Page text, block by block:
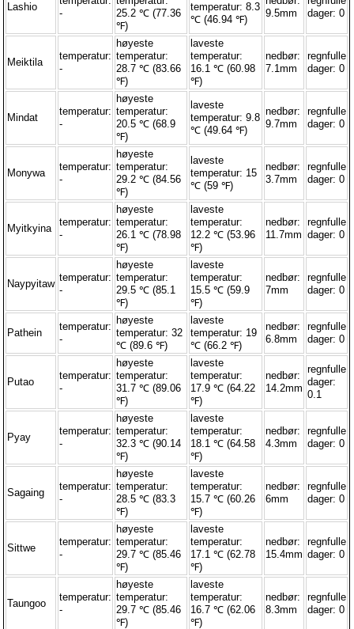
Lashio
-
25.2 ℃ (77.36
℉)
temperatur: 8.3
℃ (46.94 ℉)
9.5mm
dager: 0
Meiktila
temperatur:
-
høyeste
temperatur:
28.7 ℃ (83.66
℉)
laveste
temperatur:
16.1 ℃ (60.98
℉)
nedbør:
7.1mm
regnfulle
dager: 0
Mindat
temperatur:
-
høyeste
temperatur:
20.5 ℃ (68.9
℉)
laveste
temperatur: 9.8
℃ (49.64 ℉)
nedbør:
9.7mm
regnfulle
dager: 0
Monywa
temperatur:
-
høyeste
temperatur:
29.2 ℃ (84.56
℉)
laveste
temperatur: 15
℃ (59 ℉)
nedbør:
3.7mm
regnfulle
dager: 0
Myitkyina
temperatur:
-
høyeste
temperatur:
26.1 ℃ (78.98
℉)
laveste
temperatur:
12.2 ℃ (53.96
℉)
nedbør:
11.7mm
regnfulle
dager: 0
Naypyitaw
temperatur:
-
høyeste
temperatur:
29.5 ℃ (85.1
℉)
laveste
temperatur:
15.5 ℃ (59.9
℉)
nedbør:
7mm
regnfulle
dager: 0
Pathein
temperatur:
-
høyeste
temperatur: 32
℃ (89.6 ℉)
laveste
temperatur: 19
℃ (66.2 ℉)
nedbør:
6.8mm
regnfulle
dager: 0
Putao
temperatur:
-
høyeste
temperatur:
31.7 ℃ (89.06
℉)
laveste
temperatur:
17.9 ℃ (64.22
℉)
nedbør:
14.2mm
regnfulle
dager:
0.1
Pyay
temperatur:
-
høyeste
temperatur:
32.3 ℃ (90.14
℉)
laveste
temperatur:
18.1 ℃ (64.58
℉)
nedbør:
4.3mm
regnfulle
dager: 0
Sagaing
temperatur:
-
høyeste
temperatur:
28.5 ℃ (83.3
℉)
laveste
temperatur:
15.7 ℃ (60.26
℉)
nedbør:
6mm
regnfulle
dager: 0
Sittwe
temperatur:
-
høyeste
temperatur:
29.7 ℃ (85.46
℉)
laveste
temperatur:
17.1 ℃ (62.78
℉)
nedbør:
15.4mm
regnfulle
dager: 0
Taungoo
temperatur:
-
høyeste
temperatur:
29.7 ℃ (85.46
℉)
laveste
temperatur:
16.7 ℃ (62.06
℉)
nedbør:
8.3mm
regnfulle
dager: 0